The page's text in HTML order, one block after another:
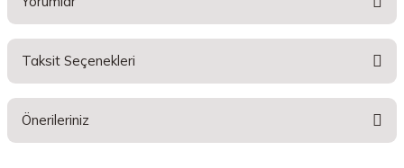
Taksit Seçenekleri
Önerileriniz